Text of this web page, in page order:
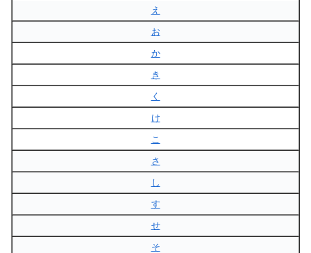
え
お
か
き
く
け
こ
さ
し
す
せ
そ